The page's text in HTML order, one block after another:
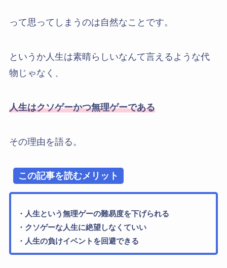
って思ってしまうのは自然なことです。
というか人生は素晴らしいなんて言えるような代
物じゃなく、
人生はクソゲーかつ無理ゲーである
その理由を語る。
この記事を読むメリット
・人生という無理ゲーの難易度を下げられる
・クソゲーな人生に絶望しなくていい
・人生の負けイベントを回避できる